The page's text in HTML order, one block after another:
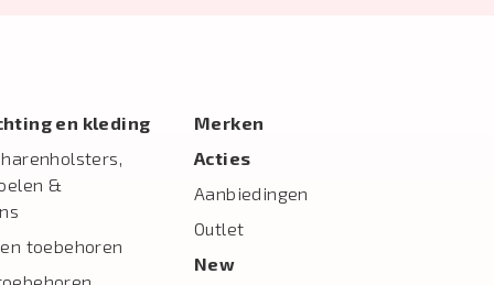
en kleding
&
toebehoren
Merken
Acties
Aanbiedingen
Outlet
New